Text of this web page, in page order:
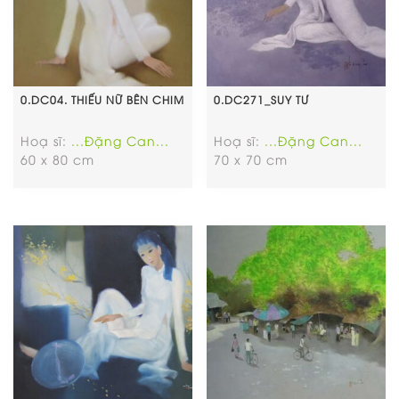
0.DC04. THIẾU NỮ BÊN CHIM
Hoạ sĩ: ...Đặng Can...
60 x 80 cm
0.DC271_SUY TƯ
Hoạ sĩ: ...Đặng Can...
70 x 70 cm